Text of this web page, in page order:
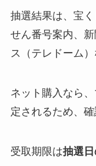
抽選結果は、宝
せん番号案内、
ス（テレドーム）
ネット購入なら
定されるため、確
受取期限は抽選